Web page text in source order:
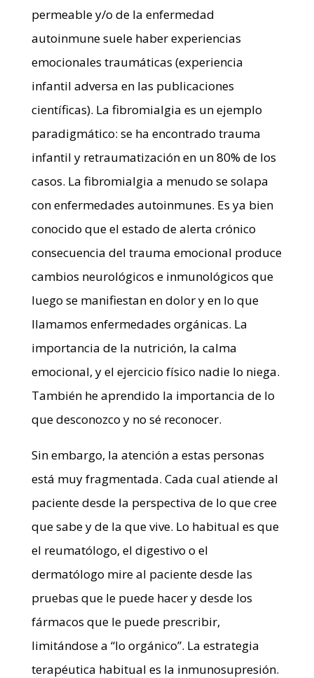
permeable y/o de la enfermedad
autoinmune suele haber experiencias
emocionales traumáticas (experiencia
infantil adversa en las publicaciones
científicas). La fibromialgia es un ejemplo
paradigmático: se ha encontrado trauma
infantil y retraumatización en un 80% de los
casos. La fibromialgia a menudo se solapa
con enfermedades autoinmunes. Es ya bien
conocido que el estado de alerta crónico
consecuencia del trauma emocional produce
cambios neurológicos e inmunológicos que
luego se manifiestan en dolor y en lo que
llamamos enfermedades orgánicas. La
importancia de la nutrición, la calma
emocional, y el ejercicio físico nadie lo niega.
También he aprendido la importancia de lo
que desconozco y no sé reconocer.
Sin embargo, la atención a estas personas
está muy fragmentada. Cada cual atiende al
paciente desde la perspectiva de lo que cree
que sabe y de la que vive. Lo habitual es que
el reumatólogo, el digestivo o el
dermatólogo mire al paciente desde las
pruebas que le puede hacer y desde los
fármacos que le puede prescribir,
limitándose a “lo orgánico”. La estrategia
terapéutica habitual es la inmunosupresión.